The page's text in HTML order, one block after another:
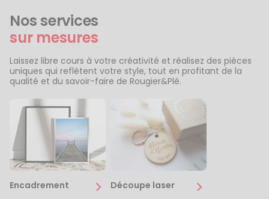
Nos services
sur mesures
Laissez libre cours à votre créativité et réalisez des pièces
uniques qui reflètent votre style, tout en profitant de la
qualité et du savoir-faire de Rougier&Plé.
Encadrement Découpe laser